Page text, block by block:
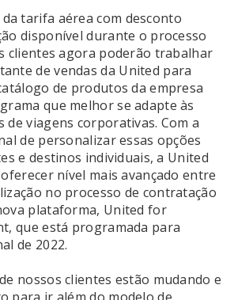
da tarifa aérea com desconto
disponível durante o processo
clientes agora poderão trabalhar
de vendas da United para
de produtos da empresa
que melhor se adapte às
de viagens corporativas. Com a
de personalizar essas opções
e destinos individuais, a United
nível mais avançado entre
no processo de contratação
plataforma, United for
que está programada para
de 2022.
nossos clientes estão mudando e
para ir além do modelo de